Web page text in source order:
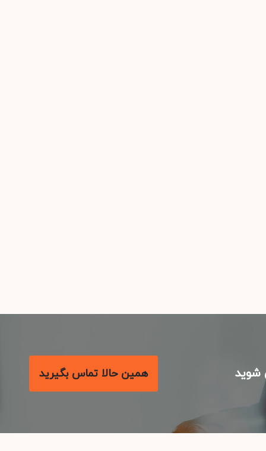
همین حالا تماس بگیرید